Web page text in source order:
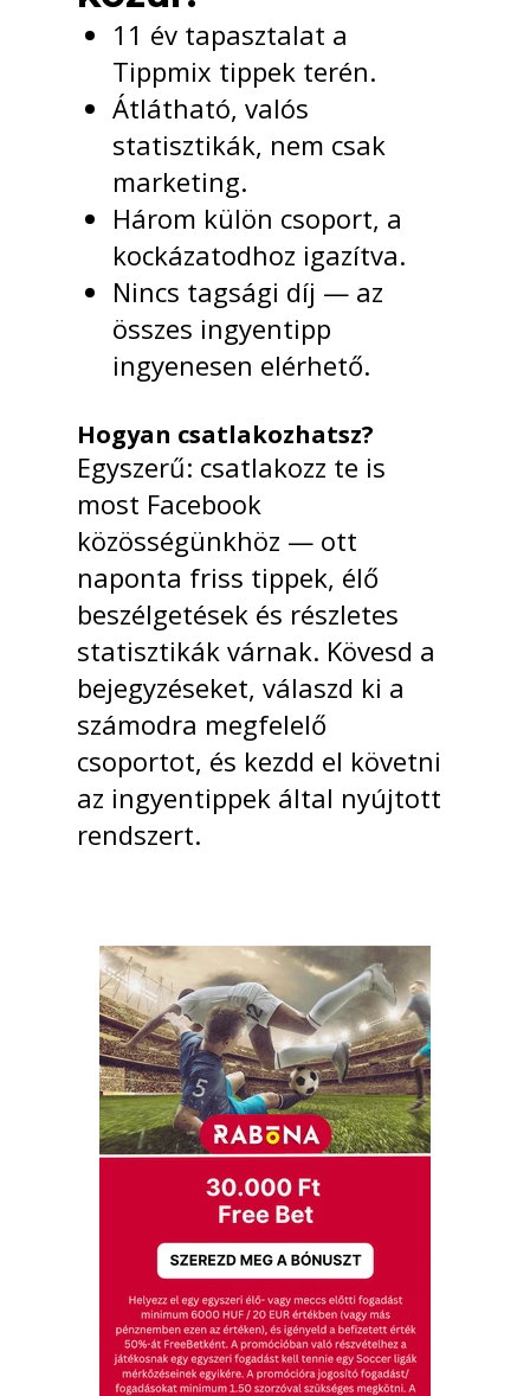
11 év tapasztalat a
Tippmix tippek terén.
Átlátható, valós
statisztikák, nem csak
marketing.
Három külön csoport, a
kockázatodhoz igazítva.
Nincs tagsági díj — az
összes ingyentipp
ingyenesen elérhető.
Hogyan csatlakozhatsz?
Egyszerű: csatlakozz te is
most Facebook
közösségünkhöz — ott
naponta friss tippek, élő
beszélgetések és részletes
statisztikák várnak. Kövesd a
bejegyzéseket, válaszd ki a
számodra megfelelő
csoportot, és kezdd el követni
az ingyentippek által nyújtott
rendszert.